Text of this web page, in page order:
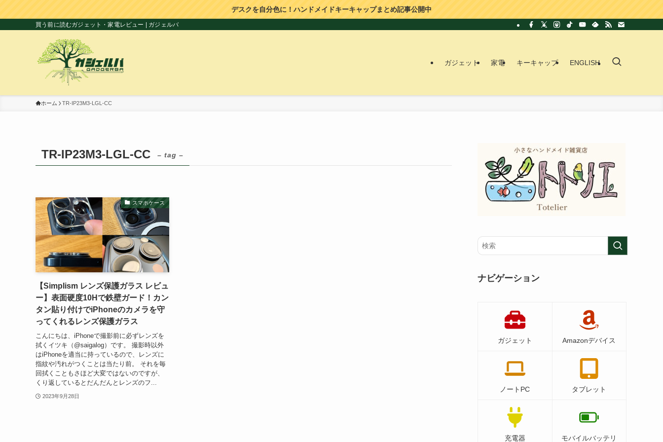
デスクを自分色に！ハンドメイドキーキャップまとめ記事公開中
買う前に読むガジェット・家電レビュー | ガジェルバ
ガジェット 家電 キーキャップ ENGLISH
ホーム TR-IP23M3-LGL-CC
TR-IP23M3-LGL-CC – tag –
スマホケース
【Simplism レンズ保護ガラス レビュ
ー】表面硬度10Hで鉄壁ガード！カン
タン貼り付けでiPhoneのカメラを守
ってくれるレンズ保護ガラス
こんにちは、iPhoneで撮影前に必ずレンズを
拭くイツキ（@saigalog）です。 撮影時以外
はiPhoneを適当に持っているので、レンズに
指紋や汚れがつくことは当たり前。 それを毎
回拭くこともさほど大変ではないのですが、
くり返しているとだんだんとレンズのフ...
2023年9月28日
ナビゲーション
ガジェット Amazonデバイス
ノートPC タブレット
充電器
モバイルバッテリ